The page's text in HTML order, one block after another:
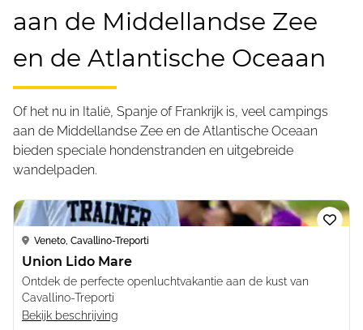
aan de Middellandse Zee
en de Atlantische Oceaan
Of het nu in Italië, Spanje of Frankrijk is, veel campings
aan de Middellandse Zee en de Atlantische Oceaan
bieden speciale hondenstranden en uitgebreide
wandelpaden.
Loading...
Veneto, Cavallino-Treporti
Union Lido Mare
Ontdek de perfecte openluchtvakantie aan de kust van
Cavallino-Treporti
Bekijk beschrijving